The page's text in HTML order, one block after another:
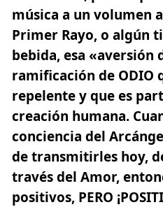
música a un volumen
Primer Rayo, o algún
bebida, esa «aversión
ramificación de ODIO
repelente y que es
creación humana.
conciencia del
de transmitirles hoy,
través del Amor,
positivos, PERO